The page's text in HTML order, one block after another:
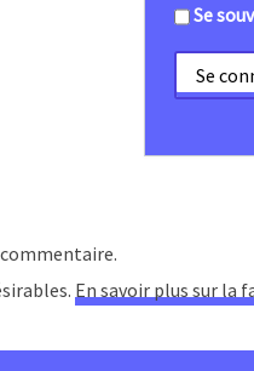
Se
En savoir plus sur la